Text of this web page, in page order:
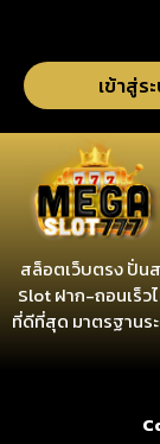
เข้าสู่ร
สล็อตเว็บตรง ปั่นส
Slot ฝาก-ถอนเร็ว
ที่ดีที่สุด มาตรฐาน